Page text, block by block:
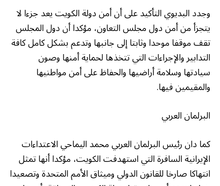
وجدد البديوي التأكيد على أن أمن دولة الكويت يعد جزءا لا
يتجزأ من أمن دول مجلس التعاون، مؤكدا أن دول المجلس
تقف موقفا موحدا وثابتا إلى جانبها وتدعم بشكل كامل كافة
التدابير والإجراءات التي تتخذها لحماية أمنها وصون
سيادتها وسلامة أراضيها والحفاظ على أمن مواطنيها
والمقيمين فيها.
البرلمان العربي
كما دان رئيس البرلمان العربي محمد اليماحي الاعتداءات
الإيرانية السافرة التي استهدفت الكويت، مؤكدا أنها تمثل
انتهاكا صارخا للقانون الدولي وميثاق الأمم المتحدة وتصعيدا